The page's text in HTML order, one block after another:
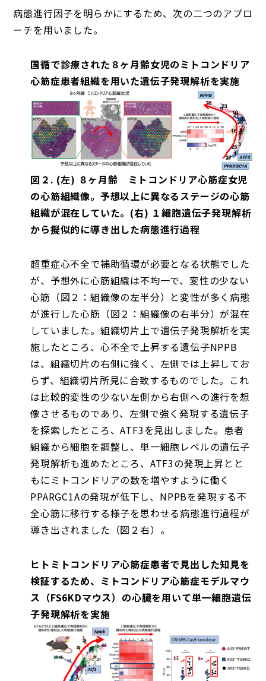
病態進行因子を明らかにするため、次の二つのアプロ
ーチを用いました。
国循で診療された８ヶ月齢女児のミトコンドリア
心筋症患者組織を用いた遺伝子発現解析を実施
図２. (左) ８ヶ月齢 ミトコンドリア心筋症女児
の心筋組織像。予想以上に異なるステージの心筋
組織が混在していた。(右) １細胞遺伝子発現解析
から擬似的に導き出した病態進行過程
超重症心不全で補助循環が必要となる状態でした
が、予想外に心筋組織は不均一で、変性の少ない
心筋（図２：組織像の左半分）と変性が多く病態
が進行した心筋（図２：組織像の右半分）が混在
していました。組織切片上で遺伝子発現解析を実
施したところ、心不全で上昇する遺伝子NPPB
は、組織切片の右側に強く、左側では上昇してお
らず、組織切片所見に合致するものでした。これ
は比較的変性の少ない左側から右側への進行を想
像させるものであり、左側で強く発現する遺伝子
を探索したところ、ATF3を見出しました。患者
組織から細胞を調整し、単一細胞レベルの遺伝子
発現解析も進めたところ、ATF3の発現上昇とと
もにミトコンドリアの数を増やすように働く
PPARGC1Aの発現が低下し、NPPBを発現する不
全心筋に移行する様子を思わせる病態進行過程が
導き出されました（図２右）。
ヒトミトコンドリア心筋症患者で見出した知見を
検証するため、ミトコンドリア心筋症モデルマウ
ス（FS6KDマウス）の心臓を用いて単一細胞遺伝
子発現解析を実施